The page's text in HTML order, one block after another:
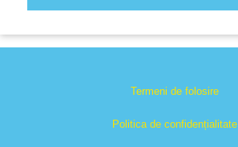
Termeni de folosire
Politica de confidențialitate